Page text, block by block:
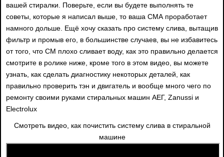
вашей стиралки. Поверьте, если вы будете выполнять те
советы, которые я написал выше, то ваша СМА проработает
намного дольше. Ещё хочу сказать про систему слива, вытащив
фильтр и промыв его, в большинстве случаев, вы не избавитесь
от того, что СМ плохо сливает воду, как это правильно делается
смотрите в ролике ниже, кроме того в этом видео, вы можете
узнать, как сделать диагностику некоторых деталей, как
правильно проверить тэн и двигатель и вообще много чего по
ремонту своими руками стиральных машин АЕГ, Zanussi и
Electrolux
Смотреть видео, как почистить систему слива в стиральной
машине